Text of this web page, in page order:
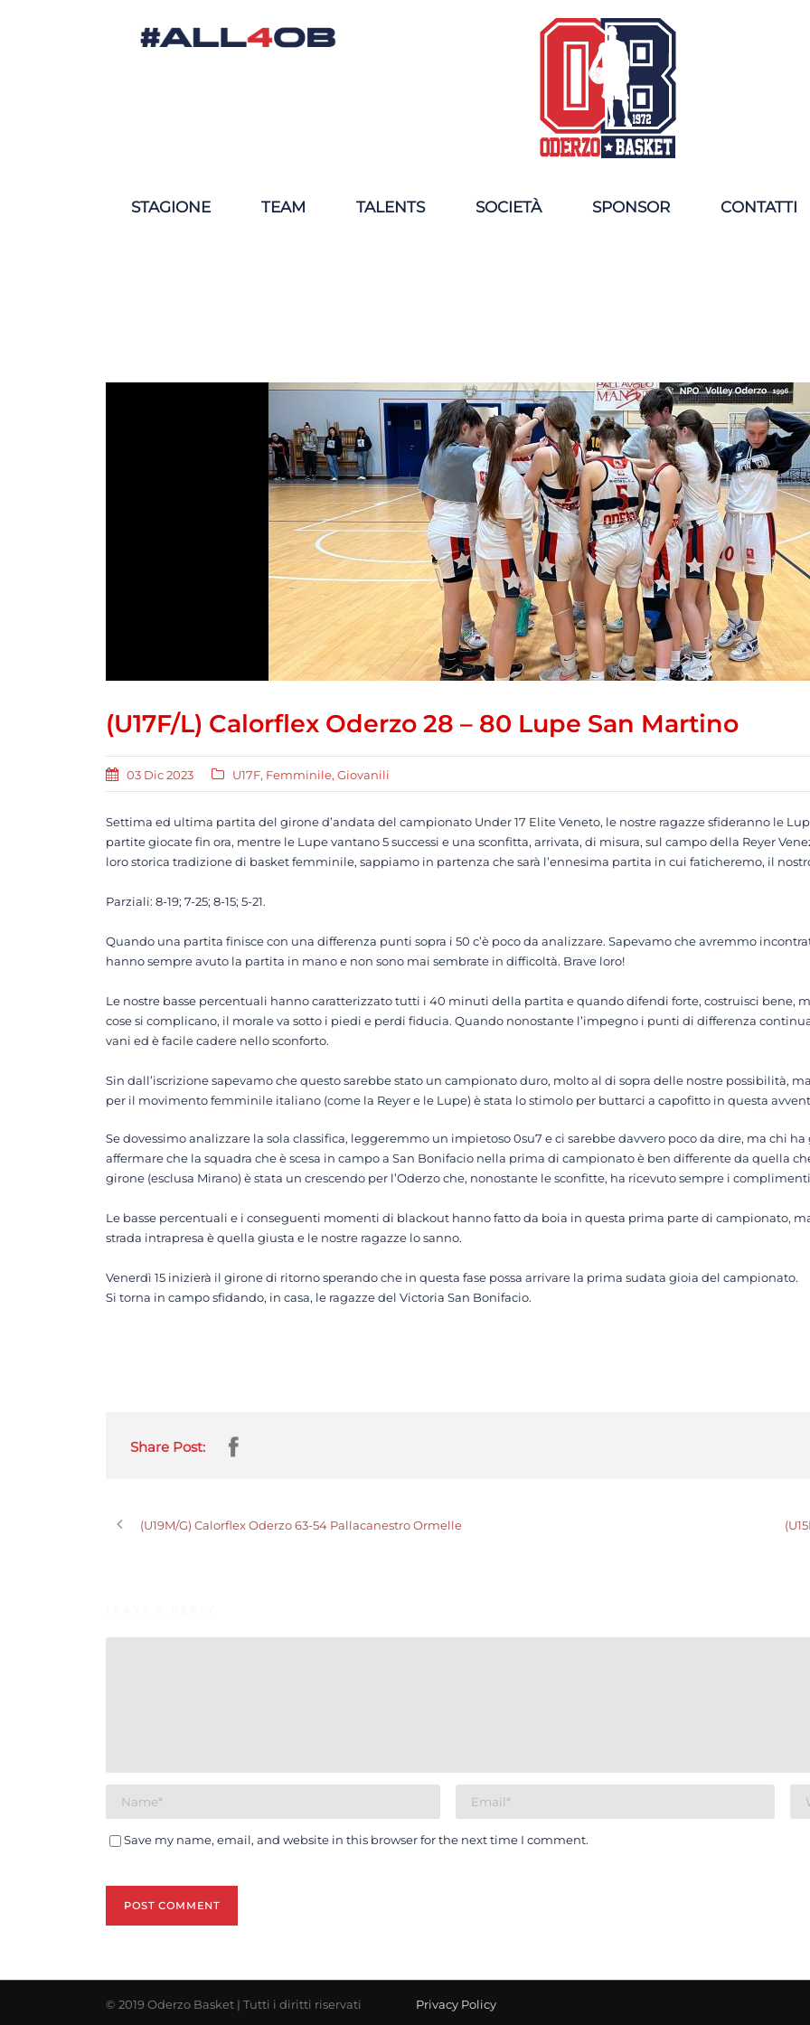
STAGIONE TEAM TALENTS SOCIETÀ SPONSOR CONTATTI
(U17F/L) Calorflex Oderzo 28 – 80 Lupe San Martino
03 Dic 2023 U17F, Femminile, Giovanili
Settima ed ultima partita del girone d’andata del campionato Under 17 Elite Veneto, le nostre ragazze sfideranno le
partite giocate fin ora, mentre le Lupe vantano 5 successi e una sconfitta, arrivata, di misura, sul campo della Reyer
loro storica tradizione di basket femminile, sappiamo in partenza che sarà l’ennesima partita in cui faticheremo, il
Parziali: 8-19; 7-25; 8-15; 5-21.
Quando una partita finisce con una differenza punti sopra i 50 c’è poco da analizzare. Sapevamo che avremmo
hanno sempre avuto la partita in mano e non sono mai sembrate in difficoltà. Brave loro!
Le nostre basse percentuali hanno caratterizzato tutti i 40 minuti della partita e quando difendi forte, costruisci bene,
cose si complicano, il morale va sotto i piedi e perdi fiducia. Quando nonostante l’impegno i punti di differenza
vani ed è facile cadere nello sconforto.
Sin dall’iscrizione sapevamo che questo sarebbe stato un campionato duro, molto al di sopra delle nostre possibilità,
per il movimento femminile italiano (come la Reyer e le Lupe) è stata lo stimolo per buttarci a capofitto in questa
Se dovessimo analizzare la sola classifica, leggeremmo un impietoso 0su7 e ci sarebbe davvero poco da dire, ma chi
affermare che la squadra che è scesa in campo a San Bonifacio nella prima di campionato è ben differente da quella
girone (esclusa Mirano) è stata un crescendo per l’Oderzo che, nonostante le sconfitte, ha ricevuto sempre i
Le basse percentuali e i conseguenti momenti di blackout hanno fatto da boia in questa prima parte di campionato,
strada intrapresa è quella giusta e le nostre ragazze lo sanno.
Venerdì 15 inizierà il girone di ritorno sperando che in questa fase possa arrivare la prima sudata gioia del campionato.
Si torna in campo sfidando, in casa, le ragazze del Victoria San Bonifacio.
Share Post:
(U19M/G) Calorflex Oderzo 63-54 Pallacanestro Ormelle
Save my name, email, and website in this browser for the next time I comment.
© 2019 Oderzo Basket | Tutti i diritti riservati Privacy Policy